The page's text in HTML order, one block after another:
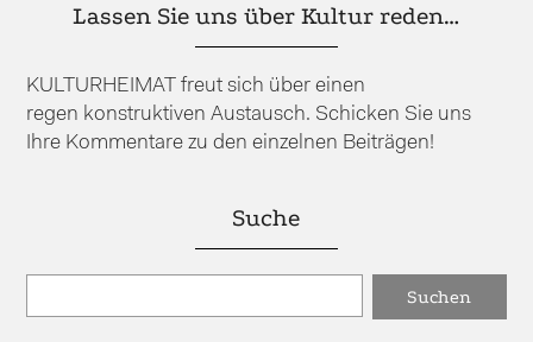
Lassen Sie uns über Kultur reden…
KULTURHEIMAT freut sich über einen
regen konstruktiven Austausch. Schicken Sie uns
Ihre Kommentare zu den einzelnen Beiträgen!
Suche